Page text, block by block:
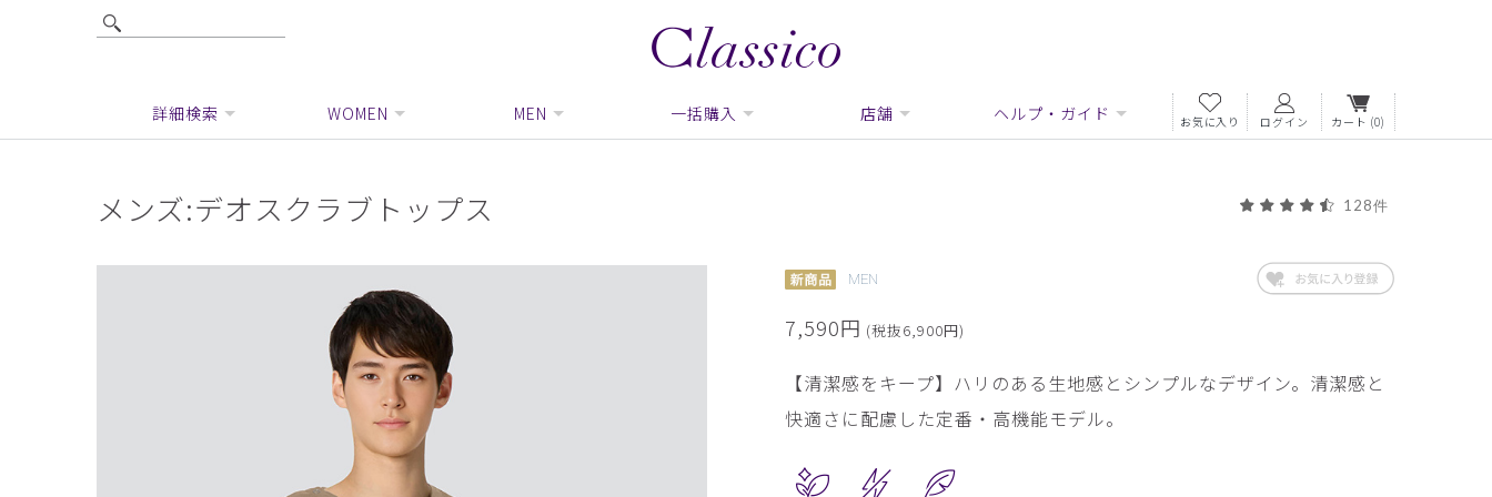
詳細検索 WOMEN MEN 一括購入 店舗 ヘルプ・ガイド お気に入り ログイン カート (0)
メンズ:デオスクラブトップス 128件
MEN
7,590円 (税抜6,900円)
【清潔感をキープ】ハリのある生地感とシンプルなデザイン。清潔感と
快適さに配慮した定番・高機能モデル。